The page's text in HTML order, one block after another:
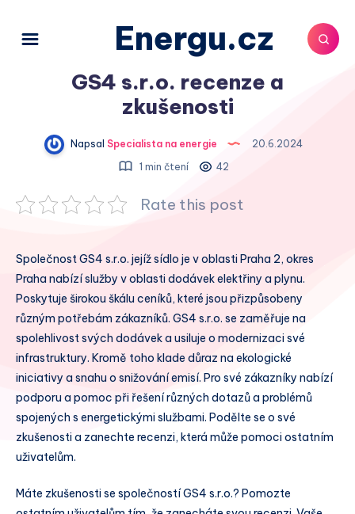
Energu.cz
GS4 s.r.o. recenze a
zkušenosti
Napsal Specialista na energie
20.6.2024
1 min čtení
42
Rate this post
Společnost GS4 s.r.o. jejíž sídlo je v oblasti Praha 2, okres
Praha nabízí služby v oblasti dodávek elektřiny a plynu.
Poskytuje širokou škálu ceníků, které jsou přizpůsobeny
různým potřebám zákazníků. GS4 s.r.o. se zaměřuje na
spolehlivost svých dodávek a usiluje o modernizaci své
infrastruktury. Kromě toho klade důraz na ekologické
iniciativy a snahu o snižování emisí. Pro své zákazníky nabízí
podporu a pomoc při řešení různých dotazů a problémů
spojených s energetickými službami. Podělte se o své
zkušenosti a zanechte recenzi, která může pomoci ostatním
uživatelům.
Máte zkušenosti se společností GS4 s.r.o.? Pomozte